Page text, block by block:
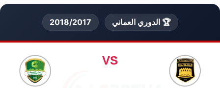
🏆 الدوري العماني 2018/2017
VS